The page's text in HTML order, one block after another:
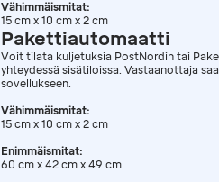
Vähimmäismitat:
15 cm x 10 cm x 2 cm
Pakettiautomaatti
Voit tilata kuljetuksia PostNordin tai
yhteydessä sisätiloissa. Vastaanottaja
sovellukseen.
Vähimmäismitat:
15 cm x 10 cm x 2 cm
Enimmäismitat:
60 cm x 42 cm x 49 cm